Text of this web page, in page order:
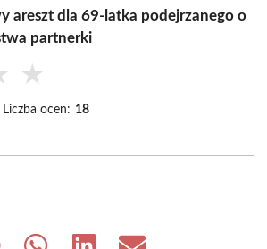
areszt dla 69-latka podejrzanego o
partnerki
★
Liczba ocen: 18